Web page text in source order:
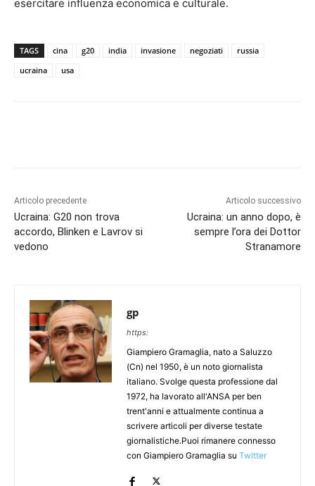
esercitare influenza economica e culturale.
TAGS cina g20 india invasione negoziati
russia
ucraina
usa
Articolo precedente
Ucraina: G20 non trova
accordo, Blinken e Lavrov si
vedono
Articolo successivo
Ucraina: un anno dopo, è
sempre l’ora dei Dottor
Stranamore
gp
https:
Giampiero Gramaglia, nato a Saluzzo
(Cn) nel 1950, è un noto giornalista
italiano. Svolge questa professione dal
1972, ha lavorato all'ANSA per ben
trent'anni e attualmente continua a
scrivere articoli per diverse testate
giornalistiche.Puoi rimanere connesso
con Giampiero Gramaglia su Twitter